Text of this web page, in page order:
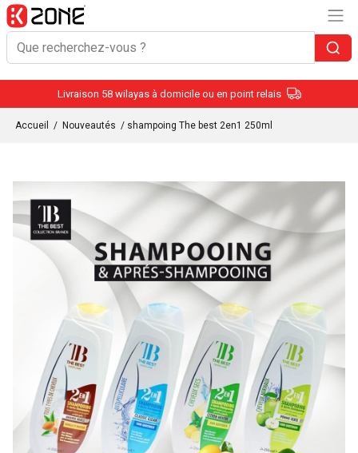
Livraison 58 wilayas à domicile ou en point relais
Accueil / Nouveautés / shampoing The best 2en1 250ml